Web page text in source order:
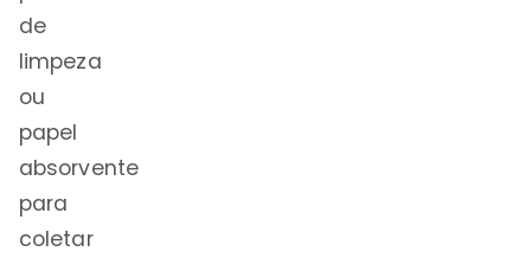
de
limpeza
ou
papel
absorvente
para
coletar